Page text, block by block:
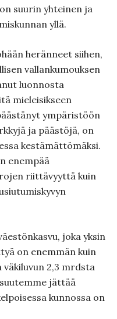
suurin yhteinen ja
yllä.
heränneet siihen,
vallankumouksen
luonnosta
mieleisikseen
ympäristöön
ja päästöjä, on
kestämättömäksi.
enempää
riittävyyttä kuin
joka yksin
on enemmän kuin
2,3 mrdsta
jättää
kunnossa on